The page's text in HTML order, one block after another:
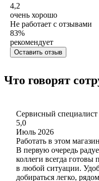
4,2
очень хорошо
Не работает с отзывами
83%
рекомендует
Оставить отзыв
Что говорят
Сервисный специалист
5,0
Июль 2026
Работать в этом
В первую очередь
коллеги всегда
в любой ситуации.
добираться легко,